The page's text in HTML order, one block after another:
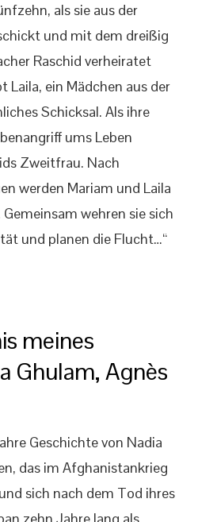
als sie aus der
und mit dem dreißig
Raschid verheiratet
Laila, ein Mädchen aus der
Schicksal. Als ihre
ums Leben
Zweitfrau. Nach
werden Mariam und Laila
wehren sie sich
und planen die Flucht…“
meines
Ghulam, Agnès
Geschichte von Nadia
das im Afghanistankrieg
sich nach dem Tod ihres